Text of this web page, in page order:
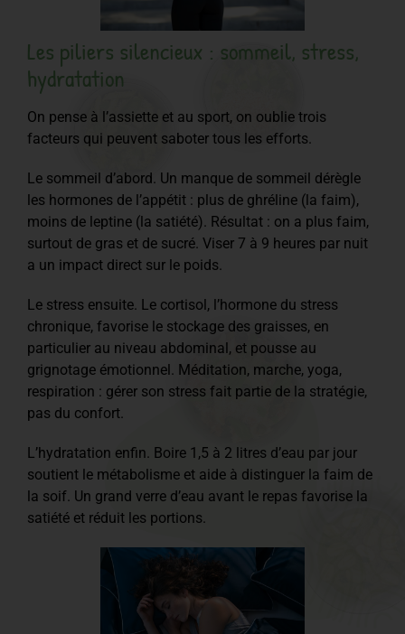
Les piliers silencieux : sommeil, stress,
hydratation
On pense à l’assiette et au sport, on oublie trois
facteurs qui peuvent saboter tous les efforts.
Le sommeil d’abord. Un manque de sommeil dérègle
les hormones de l’appétit : plus de ghréline (la faim),
moins de leptine (la satiété). Résultat : on a plus faim,
surtout de gras et de sucré. Viser 7 à 9 heures par nuit
a un impact direct sur le poids.
Le stress ensuite. Le cortisol, l’hormone du stress
chronique, favorise le stockage des graisses, en
particulier au niveau abdominal, et pousse au
grignotage émotionnel. Méditation, marche, yoga,
respiration : gérer son stress fait partie de la stratégie,
pas du confort.
L’hydratation enfin. Boire 1,5 à 2 litres d’eau par jour
soutient le métabolisme et aide à distinguer la faim de
la soif. Un grand verre d’eau avant le repas favorise la
satiété et réduit les portions.